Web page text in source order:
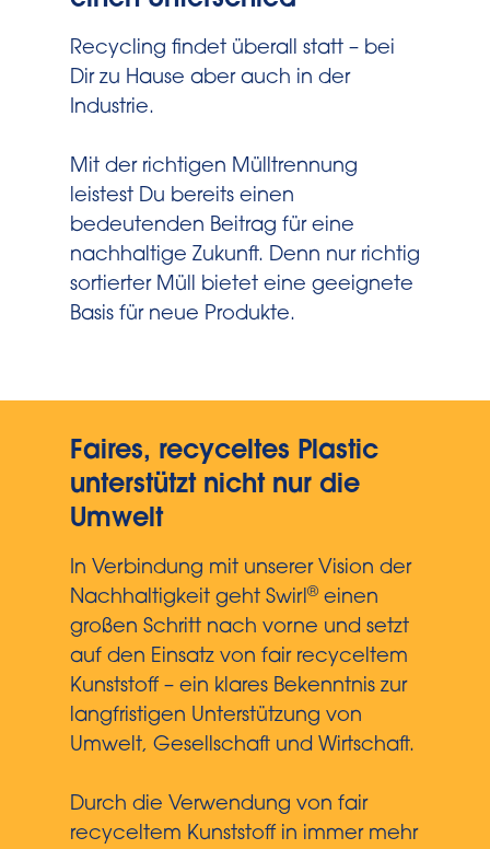
Recycling findet überall statt – bei
Dir zu Hause aber auch in der
Industrie.
Mit der richtigen Mülltrennung
leistest Du bereits einen
bedeutenden Beitrag für eine
nachhaltige Zukunft. Denn nur richtig
sortierter Müll bietet eine geeignete
Basis für neue Produkte.
Faires, recyceltes Plastic
unterstützt nicht nur die
Umwelt
In Verbindung mit unserer Vision der
Nachhaltigkeit geht Swirl® einen
großen Schritt nach vorne und setzt
auf den Einsatz von fair recyceltem
Kunststoff – ein klares Bekenntnis zur
langfristigen Unterstützung von
Umwelt, Gesellschaft und Wirtschaft.
Durch die Verwendung von fair
recyceltem Kunststoff in immer mehr